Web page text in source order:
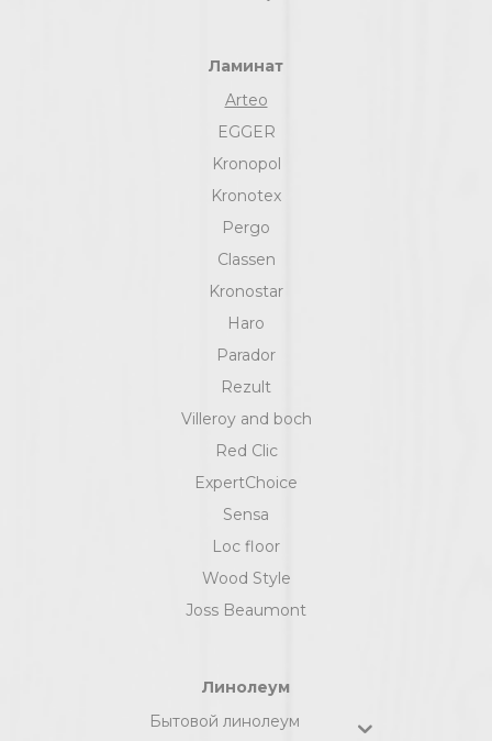
Ламинат
Arteo
EGGER
Kronopol
Kronotex
Pergo
Classen
Kronostar
Haro
Parador
Rezult
Villeroy and boch
Red Clic
ExpertChoice
Sensa
Loc floor
Wood Style
Joss Beaumont
Линолеум
Бытовой линолеум